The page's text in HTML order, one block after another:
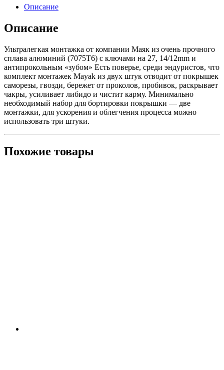
ключами
на
27,
и
антипрокольным
«зубом»
Описание
Описание
Ультралегкая монтажка от компании Маяк из очень прочного
сплава алюминий (7075T6) с ключами на 27, 14/12mm и
антипрокольным «зубом» Есть поверье, среди эндуристов, что
комплект монтажек Mayak из двух штук отводит от покрышек
саморезы, гвозди, бережет от проколов, пробивок, раскрывает
чакры, усиливает либидо и чистит карму. Минимально
необходимый набор для бортировки покрышки — две
монтажки, для ускорения и облегчения процесса можно
использовать три штуки.
Похожие товары